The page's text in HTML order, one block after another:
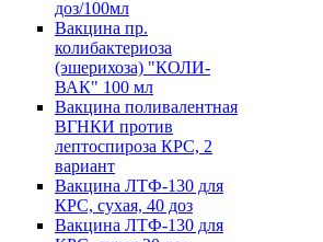
доз/100мл
Вакцина пр.
колибактериоза
(эшерихоза) "КОЛИ-
ВАК" 100 мл
Вакцина поливалентная
ВГНКИ против
лептоспироза КРС, 2
вариант
Вакцина ЛТФ-130 для
КРС, сухая, 40 доз
Вакцина ЛТФ-130 для